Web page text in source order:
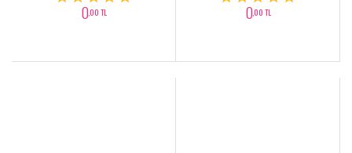
0,00 TL 0,00 TL